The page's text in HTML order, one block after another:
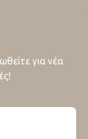
για νέα